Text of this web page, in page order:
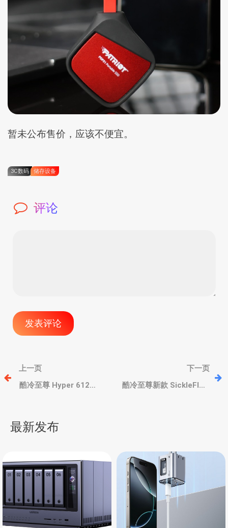
暂未公布售价，应该不便宜。
3C数码 储存设备
评论
文
章
航
上一页
酷冷至尊 Hyper 612
积缩小30%
下一页
酷冷至尊新款 SickleFlow
最新发布